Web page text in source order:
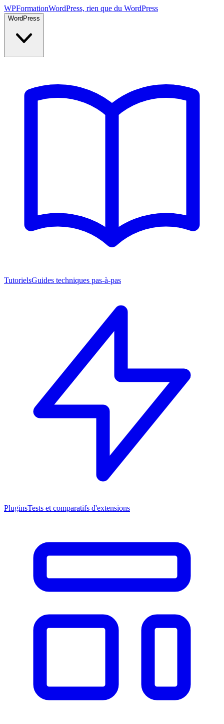
WPFormationWordPress, rien que du WordPress
WordPress
TutorielsGuides techniques pas-à-pas
PluginsTests et comparatifs d'extensions